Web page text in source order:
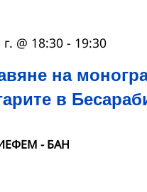
на
в
@ 18:30- 19:30
- БАН